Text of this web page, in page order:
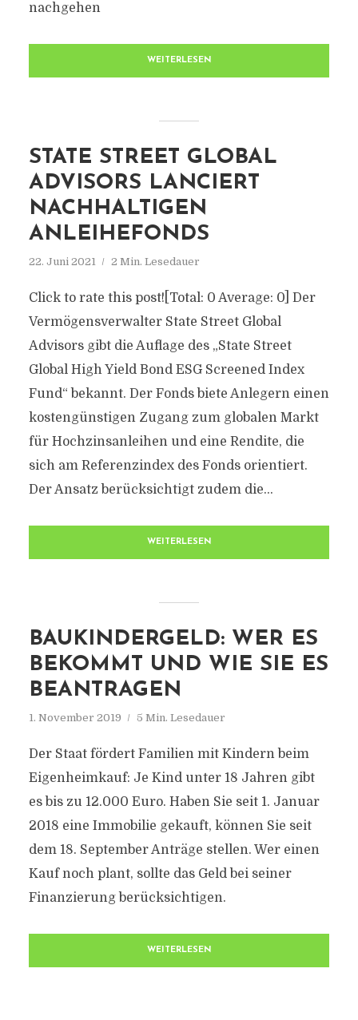
nachgehen
WEITERLESEN
STATE STREET GLOBAL
ADVISORS LANCIERT
NACHHALTIGEN
ANLEIHEFONDS
22. Juni 2021 2 Min. Lesedauer
Click to rate this post![Total: 0 Average: 0] Der
Vermögensverwalter State Street Global
Advisors gibt die Auflage des „State Street
Global High Yield Bond ESG Screened Index
Fund“ bekannt. Der Fonds biete Anlegern einen
kostengünstigen Zugang zum globalen Markt
für Hochzinsanleihen und eine Rendite, die
sich am Referenzindex des Fonds orientiert.
Der Ansatz berücksichtigt zudem die...
WEITERLESEN
BAUKINDERGELD: WER ES
BEKOMMT UND WIE SIE ES
BEANTRAGEN
1. November 2019 5 Min. Lesedauer
Der Staat fördert Familien mit Kindern beim
Eigenheimkauf: Je Kind unter 18 Jahren gibt
es bis zu 12.000 Euro. Haben Sie seit 1. Januar
2018 eine Immobilie gekauft, können Sie seit
dem 18. September Anträge stellen. Wer einen
Kauf noch plant, sollte das Geld bei seiner
Finanzierung berücksichtigen.
WEITERLESEN